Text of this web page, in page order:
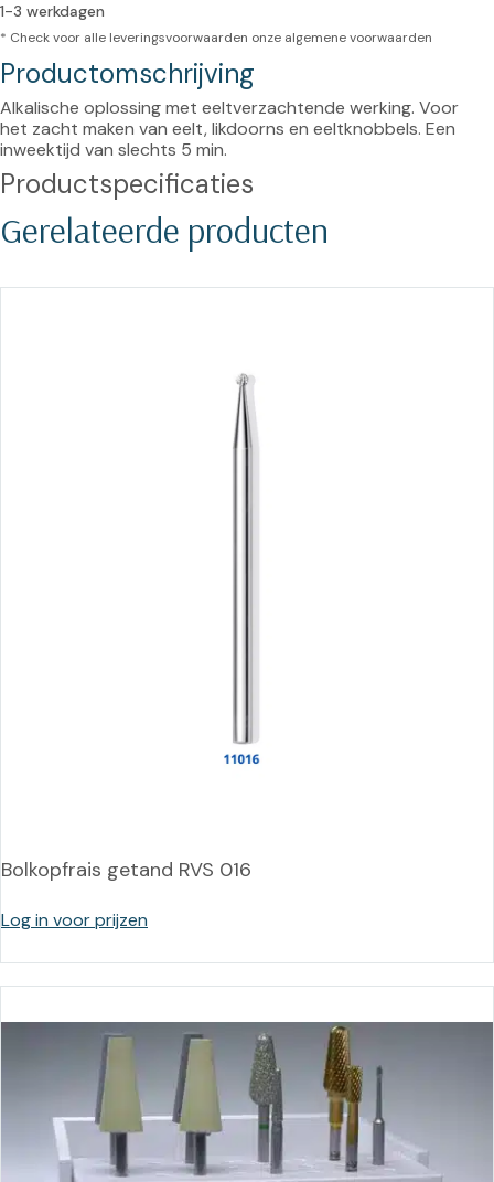
1-3 werkdagen
* Check voor alle leveringsvoorwaarden onze algemene voorwaarden
Productomschrijving
Alkalische oplossing met eeltverzachtende werking. Voor
het zacht maken van eelt, likdoorns en eeltknobbels. Een
inweektijd van slechts 5 min.
Productspecificaties
Gerelateerde producten
Bolkopfrais getand RVS 016
Log in voor prijzen